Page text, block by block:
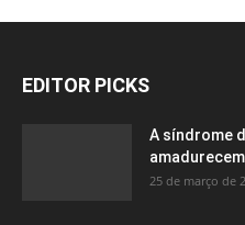
EDITOR PICKS
A síndrome
amadurecem
25 de março de